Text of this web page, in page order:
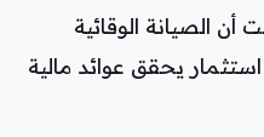
أن الصيانة الوقائية
يحقق عوائد مالية